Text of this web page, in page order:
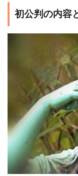
初公判の内容